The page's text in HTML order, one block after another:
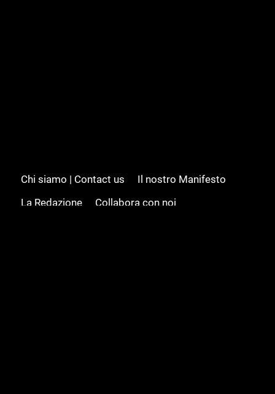
Chi siamo | Contact us
Il nostro Manifesto
La Redazione
Collabora con noi